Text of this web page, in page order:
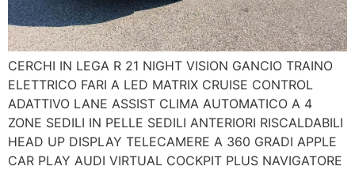
CERCHI IN LEGA R 21 NIGHT VISION GANCIO TRAINO
ELETTRICO FARI A LED MATRIX CRUISE CONTROL
ADATTIVO LANE ASSIST CLIMA AUTOMATICO A 4
ZONE SEDILI IN PELLE SEDILI ANTERIORI RISCALDABILI
HEAD UP DISPLAY TELECAMERE A 360 GRADI APPLE
CAR PLAY AUDI VIRTUAL COCKPIT PLUS NAVIGATORE